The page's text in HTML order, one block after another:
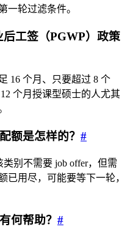
一轮过滤条件。
工签（PGWP）政策
16 个月、只要超过 8 个
个月授课型硕士的人尤其
额是怎样的？ #
别不需要 job offer，但需
已用尽，可能要等下一轮，
何帮助？ #